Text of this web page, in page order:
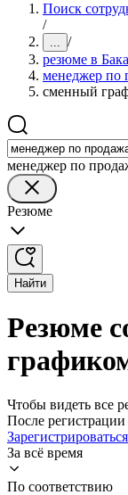
Поиск
/
... /
резюме в
менеджер по
сменный
менеджер по
Резюме
Найти
Резюме
Чтобы видеть все
После
Зарегистрироваться
За всё время
По соответствию